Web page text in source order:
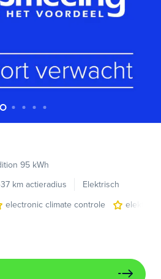
95 kWh
km actieradius
Elektrisch
electronic climate controle